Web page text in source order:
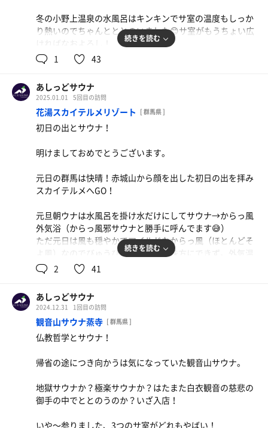
冬の小野上温泉の水風呂はキンキンでサ室の温度もしっか
り熱いのでちゃんとととのいました😊サ室がもうちょい広
あと、いつもツルツル温泉（褒め言葉）とツルツル床（こ
れは褒め言葉でない😅）で転びそうになるので帰省の時に
はちゃんと思い出して温泉に向かおう！
サウナ:8分
水風呂:1.5分
続きを読む
1 43
あしっどサウナ
2025.01.01 5回目の訪問
花湯スカイテルメリゾート [ 群馬県 ]
初日の出とサウナ！
明けましておめでとうございます。
元日の群馬は快晴！赤城山から顔を出した初日の出を拝み
スカイテルメへGO！
元旦朝ウナは水風呂を掛け水だけにしてサウナ→からっ風
外気浴（からっ風邪サウナと勝手に呼んでます😅）
ただ元日は風も穏やかでマイルドなからっ風（ほとんどそ
よ風）なのでびゅうびゅう吹く風を味方にできず。外気温
のみでのクールダウン。
からっ風サウナは次回にお預け。
サウナ:8分×3
水風呂:2分
休憩8分×3
続きを読む
2 41
あしっどサウナ
2024.12.31 1回目の訪問
観音山サウナ蒸寺 [ 群馬県 ]
仏教哲学とサウナ！
帰省の途につき向かうは気になっていた観音山サウナ。
地獄サウナか？極楽サウナか？はたまた白衣観音の慈悲の
御手の中でととのうのか？いざ入店！
いや〜参りました、3つのサ室がどれもやばい！